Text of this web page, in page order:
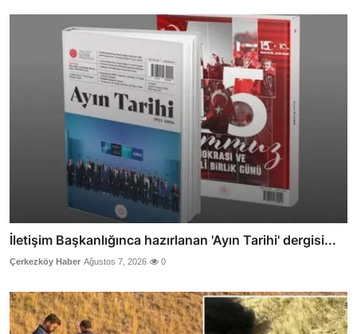
İletişim Başkanlığınca hazırlanan 'Ayın Tarihi' dergisi...
Çerkezköy Haber Ağustos 7, 2026 0